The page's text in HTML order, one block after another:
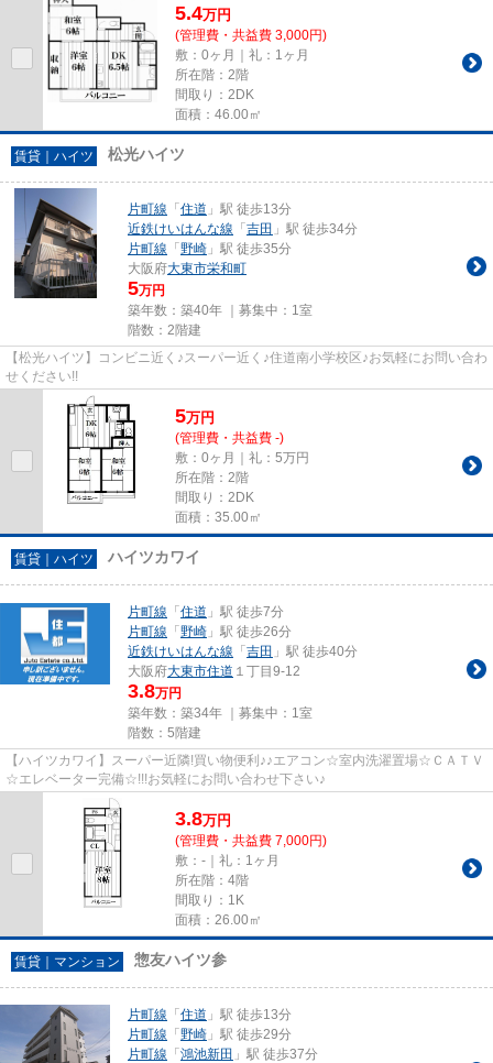
5.4万円
(管理費・共益費 3,000円)
敷：0ヶ月｜礼：1ヶ月
所在階：2階
間取り：2DK
面積：46.00㎡
賃貸｜ハイツ 松光ハイツ
片町線 「 住道 」駅 徒歩13分
近鉄けいはんな線 「 吉田 」駅 徒歩34分
片町線 「 野崎 」駅 徒歩35分
大阪府大東市栄和町
5万円
築年数：築40年 ｜募集中： 1室
階数：2階建
【松光ハイツ】コンビニ近く♪スーパー近く♪住道南小学校区♪お気軽にお問い合わ
せください!!
5万円
(管理費・共益費 -)
敷：0ヶ月｜礼：5万円
所在階：2階
間取り：2DK
面積：35.00㎡
賃貸｜ハイツ ハイツカワイ
片町線 「 住道 」駅 徒歩7分
片町線 「 野崎 」駅 徒歩26分
近鉄けいはんな線 「 吉田 」駅 徒歩40分
大阪府大東市住道 １丁目9-12
3.8万円
築年数：築34年 ｜募集中： 1室
階数：5階建
【ハイツカワイ】スーパー近隣!買い物便利♪♪エアコン☆室内洗濯置場☆ＣＡＴＶ
☆エレベーター完備☆!!!お気軽にお問い合わせ下さい♪
3.8万円
(管理費・共益費 7,000円)
敷：-｜礼：1ヶ月
所在階：4階
間取り：1K
面積：26.00㎡
賃貸｜マンション 惣友ハイツ参
片町線 「 住道 」駅 徒歩13分
片町線 「 野崎 」駅 徒歩29分
片町線 「 鴻池新田 」駅 徒歩37分